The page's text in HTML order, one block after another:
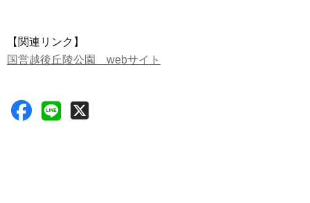
【関連リンク】
国営越後丘陵公園 webサイト